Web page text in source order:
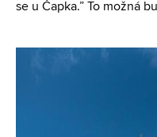
se u Čapka.” To možná
„pod hodinama” či „na